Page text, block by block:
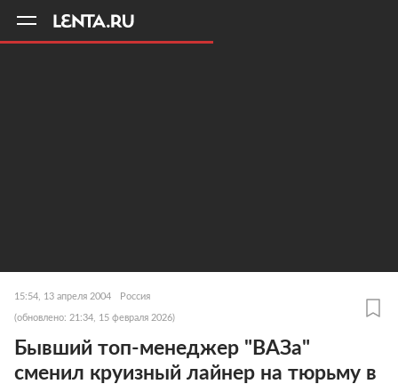
15:54, 13 апреля 2004 Россия
(обновлено: 21:34, 15 февраля 2026)
Бывший топ-менеджер "ВАЗа"
сменил круизный лайнер на тюрьму в